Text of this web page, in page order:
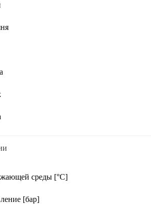
среды [°C]
[бар]